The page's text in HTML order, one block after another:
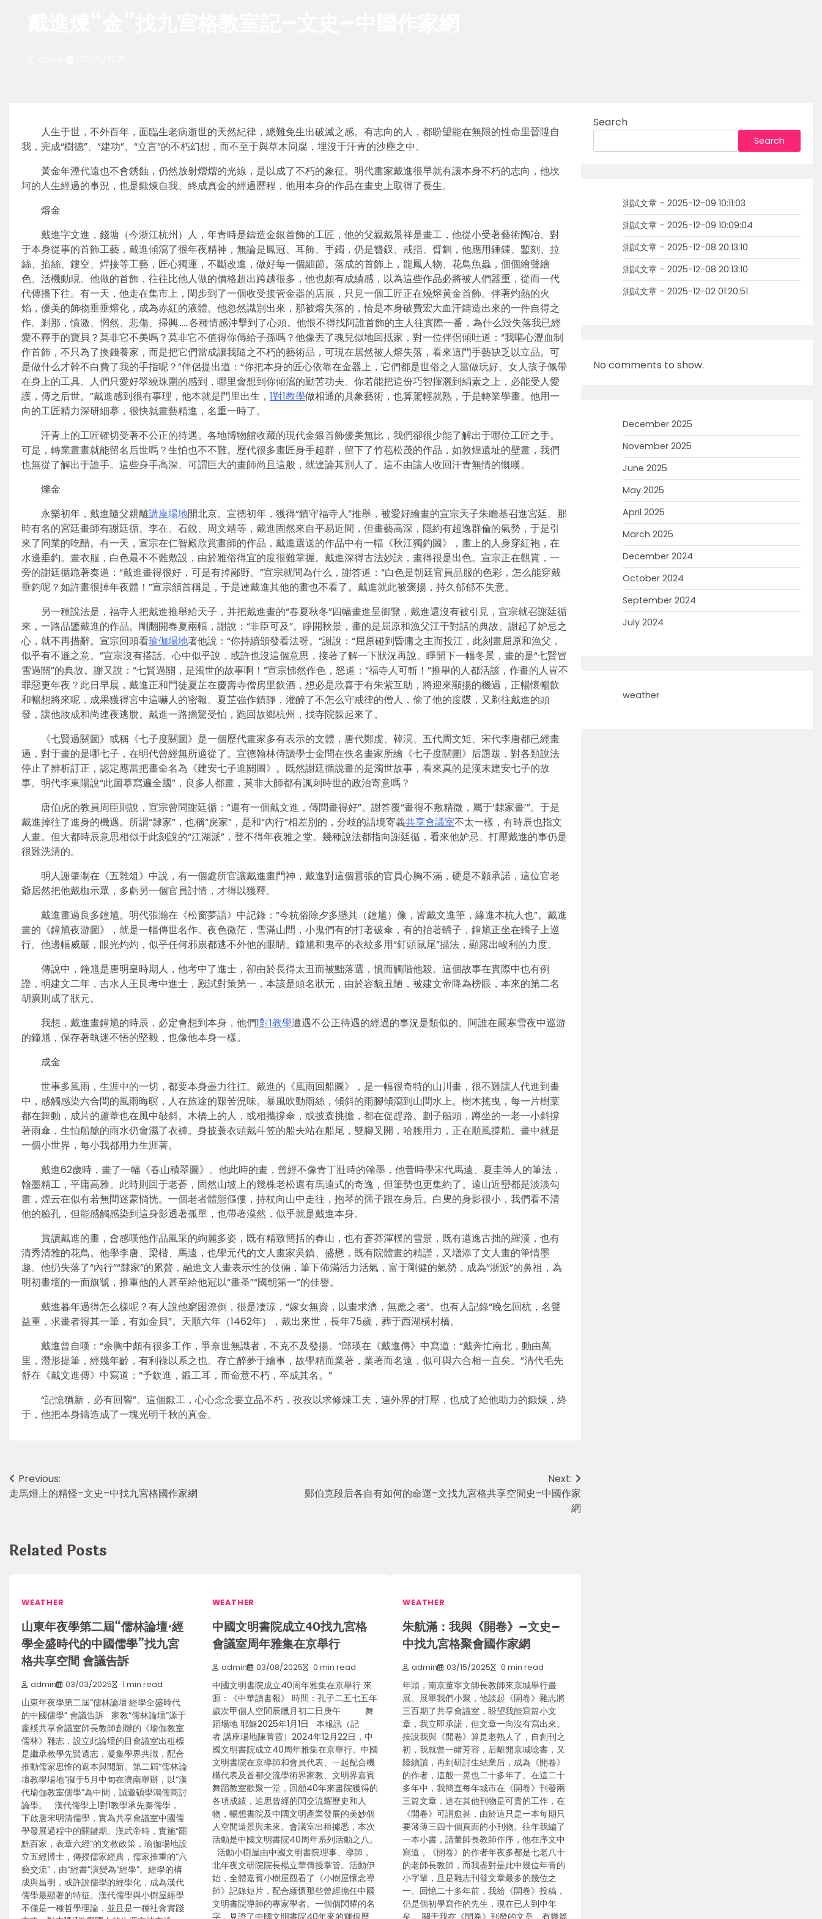
人生于世，不外百年，面臨生老病逝世的天然紀律，總難免生出破滅之感。有志向的人，都盼望能在無限的性命里晉陞自
我，完成“樹德”、“建功”、“立言”的不朽幻想，而不至于與草木同腐，埋沒于汗青的沙塵之中。
黃金年湮代遠也不會銹蝕，仍然放射熠熠的光線，是以成了不朽的象征。明代畫家戴進很早就有讓本身不朽的志向，他坎
坷的人生經過的事況，也是鍛煉自我、終成真金的經過歷程，他用本身的作品在畫史上取得了長生。
熔金
戴進字文進，錢塘（今浙江杭州）人，年青時是鑄造金銀首飾的工匠，他的父親戴景祥是畫工，他從小受著藝術陶冶。對
于本身從事的首飾工藝，戴進傾瀉了很年夜精神，無論是鳳冠、耳飾、手鐲，仍是簪釵、戒指、臂釧，他應用錘鍱、鏨刻、拉
絲、掐絲、鏤空、焊接等工藝，匠心獨運，不斷改進，做好每一個細節。落成的首飾上，龍鳳人物、花鳥魚蟲，個個繪聲繪
色、活機動現。他做的首飾，往往比他人做的價格超出跨越很多，他也頗有成績感，以為這些作品必將被人們器重，從而一代
代傳播下往。有一天，他走在集市上，閑步到了一個收受接管金器的店展，只見一個工匠正在燒熔黃金首飾。伴著灼熱的火
焰，優美的飾物垂垂熔化，成為赤紅的液體。他忽然識別出來，那被熔失落的，恰是本身破費宏大血汗鑄造出來的一件自得之
作。剎那，憤激、惘然、悲傷、掃興……各種情感沖擊到了心頭。他恨不得找阿誰首飾的主人往實際一番，為什么毀失落我已經
愛不釋手的寶貝？莫非它不美嗎？莫非它不值得你傳給子孫嗎？他像丟了魂兒似地回抵家，對一位伴侶傾吐道：“我嘔心瀝血制
作首飾，不只為了換錢養家，而是把它們當成讓我隨之不朽的藝術品，可現在居然被人熔失落，看來這門手藝缺乏以立品。可
是做什么才幹不白費了我的手指呢？”伴侶提出道：“你把本身的匠心依靠在金器上，它們都是世俗之人當做玩好、女人孩子佩帶
在身上的工具。人們只愛好翠繞珠圍的感到，哪里會想到你傾瀉的勤苦功夫。你若能把這份巧智揮灑到絹素之上，必能受人愛
護，傳之后世。”戴進感到很有事理，他本就是門里出生， 1對1教學做相通的具象藝術，也算駕輕就熟，于是轉業學畫。他用一
向的工匠精力深研細摹，很快就畫藝精進，名重一時了。
汗青上的工匠確切受著不公正的待遇。各地博物館收藏的現代金銀首飾優美無比，我們卻很少能了解出于哪位工匠之手。
可是，轉業畫畫就能留名后世嗎？生怕也不不難。歷代很多畫匠身手超群，留下了竹苞松茂的作品，如敦煌遺址的壁畫，我們
也無從了解出于誰手。這些身手高深、可謂巨大的畫師尚且這般，就遑論其別人了。這不由讓人收回汗青無情的慨嘆。
爍金
永樂初年，戴進隨父親離講座場地開北京。宣德初年，獲得“鎮守福寺人”推舉，被愛好繪畫的宣宗天子朱瞻基召進宮廷。那
時有名的宮廷畫師有謝廷循、李在、石銳、周文靖等，戴進固然來自平易近間，但畫藝高深，隱約有超逸群倫的氣勢，于是引
來了同業的吃醋。有一天，宣宗在仁智殿欣賞畫師的作品，戴進選送的作品中有一幅《秋江獨釣圖》，畫上的人身穿紅袍，在
水邊垂釣。畫衣服，白色最不不難敷設，由於雅俗得宜的度很難掌握。戴進深得古法妙訣，畫得很是出色。宣宗正在觀賞，一
旁的謝廷循跪著奏道：“戴進畫得很好，可是有掉鄙野。”宣宗就問為什么，謝答道：“白色是朝廷官員品服的色彩，怎么能穿戴
垂釣呢？如許畫很掉年夜體！”宣宗頷首稱是，于是連戴進其他的畫也不看了。戴進就此被褒揚，持久郁郁不失意。
另一種說法是，福寺人把戴進推舉給天子，并把戴進畫的“春夏秋冬”四幅畫進呈御覽，戴進還沒有被引見，宣宗就召謝廷循
來，一路品鑒戴進的作品。剛翻開春夏兩幅，謝說：“非臣可及”。睜開秋景，畫的是屈原和漁父江干對話的典故。謝起了妒忌之
心，就不再措辭。宣宗回頭看瑜伽場地著他說：“你持續頒發看法呀。”謝說：“屈原碰到昏庸之主而投江，此刻畫屈原和漁父，
似乎有不遜之意。”宣宗沒有搭話。心中似乎說，或許也沒這個意思，接著了解一下狀況再說。睜開下一幅冬景，畫的是“七賢冒
雪過關”的典故。謝又說：“七賢過關，是濁世的故事啊！”宣宗怫然作色，怒道：“福寺人可斬！”推舉的人都活該，作畫的人豈不
罪惡更年夜？此日早晨，戴進正和門徒夏芷在慶壽寺僧房里飲酒，想必是欣喜于有朱紫互助，將迎來顯揚的機遇，正暢懷暢飲
和暢想將來呢，成果獲得宮中這嚇人的密報。夏芷強作鎮靜，灌醉了不怎么守戒律的僧人，偷了他的度牒，又剃往戴進的頭
發，讓他妝成和尚連夜逃脫。戴進一路擔驚受怕，跑回故鄉杭州，找寺院躲起來了。
《七賢過關圖》或稱《七子度關圖》是一個歷代畫家多有表示的文體，唐代鄭虔、韓滉、五代周文矩、宋代李唐都已經畫
過，對于畫的是哪七子，在明代曾經無所適從了。宣德翰林侍讀學士金問在佚名畫家所繪《七子度關圖》后題跋，對各類說法
停止了辨析訂正，認定應當把畫命名為《建安七子進關圖》。既然謝廷循說畫的是濁世故事，看來真的是漢末建安七子的故
事。明代李東陽說“此圖摹寫遍全國”，良多人都畫，莫非大師都有諷刺時世的政治寄意嗎？
唐伯虎的教員周臣則說，宣宗曾問謝廷循：“還有一個戴文進，傳聞畫得好”。謝答覆“畫得不敷精微，屬于‘隸家畫’”。于是
戴進掉往了進身的機遇。所謂“隸家”，也稱“戾家”，是和“內行”相差別的，分歧的語境寄義共享會議室不太一樣，有時辰也指文
人畫。但大都時辰意思相似于此刻說的“江湖派”，登不得年夜雅之堂。幾種說法都指向謝廷循，看來他妒忌、打壓戴進的事仍是
很難洗清的。
明人謝肇淛在《五雜俎》中說，有一個處所官讓戴進畫門神，戴進對這個囂張的官員心胸不滿，硬是不願承諾，這位官老
爺居然把他戴枷示眾，多虧另一個官員討情，才得以獲釋。
戴進畫過良多鐘馗。明代張瀚在《松窗夢語》中記錄：“今杭俗除夕多懸其（鐘馗）像，皆戴文進筆，緣進本杭人也”。戴進
畫的《鐘馗夜游圖》，就是一幅傳世名作。夜色微茫，雪滿山間，小鬼們有的打著破傘，有的抬著轎子，鐘馗正坐在轎子上巡
行。他邊幅威嚴，眼光灼灼，似乎任何邪祟都逃不外他的眼睛。鐘馗和鬼卒的衣紋多用“釘頭鼠尾”描法，顯露出峻利的力度。
傳說中，鐘馗是唐明皇時期人，他考中了進士，卻由於長得太丑而被黜落選，憤而觸階他殺。這個故事在實際中也有例
證，明建文二年，吉水人王艮考中進士，殿試對策第一，本該是頭名狀元，由於容貌丑陋，被建文帝降為榜眼，本來的第二名
胡廣則成了狀元。
我想，戴進畫鐘馗的時辰，必定會想到本身，他們1對1教學遭遇不公正待遇的經過的事況是類似的。阿誰在嚴寒雪夜中巡游
的鐘馗，保存著執迷不悟的堅毅，也像他本身一樣。
成金
世事多風雨，生涯中的一切，都要本身盡力往扛。戴進的《風雨回船圖》，是一幅很奇特的山川畫，很不難讓人代進到畫
中，感觸感染六合間的風雨晦暝，人在旅途的艱苦況味。暴風吹動雨絲，傾斜的雨腳傾瀉到山間水上。樹木搖曳，每一片樹葉
都在舞動，成片的蘆葦也在風中敧斜。木橋上的人，或相攜撐傘，或披蓑挑擔，都在促趕路。劃子船頭，蹲坐的一老一小斜撐
著雨傘，生怕船艙的雨水仍會濕了衣褲。身披蓑衣頭戴斗笠的船夫站在船尾，雙腳叉開，哈腰用力，正在順風撐船。畫中就是
一個小世界，每小我都用力生涯著。
戴進62歲時，畫了一幅《春山積翠圖》。他此時的畫，曾經不像青丁壯時的翰墨，他昔時學宋代馬遠、夏圭等人的筆法，
翰墨精工，平庸高雅。此時則回于老蒼，固然山坡上的幾株老松還有馬遠式的奇逸，但筆勢也更集約了。遠山近巒都是淡淡勾
畫，煙云在似有若無間迷蒙惝恍。一個老者體態傴僂，持杖向山中走往，抱琴的孺子跟在身后。白叟的身影很小，我們看不清
他的臉孔，但能感觸感染到這身影透著孤單，也帶著漠然，似乎就是戴進本身。
賞讀戴進的畫，會感嘆他作品風采的絢麗多姿，既有精致簡括的春山，也有蒼莽渾樸的雪景，既有遒逸古拙的羅漢，也有
清秀清雅的花鳥。他學李唐、梁楷、馬遠，也學元代的文人畫家吳鎮、盛懋，既有院體畫的精謹，又增添了文人畫的筆情墨
趣。他扔失落了“內行”“隸家”的累贅，融進文人畫表示性的伎倆，筆下佈滿活力活氣，富于剛健的氣勢，成為“浙派”的鼻祖，為
明初畫壇的一面旗號，推重他的人甚至給他冠以“畫圣”“國朝第一”的佳譽。
戴進暮年過得怎么樣呢？有人說他窮困潦倒，很是凄涼，“嫁女無資，以畫求濟，無應之者”。也有人記錄“晚乞回杭，名聲
益重，求畫者得其一筆，有如金貝”。天順六年（1462年），戴出來世，長年75歲，葬于西湖橫村橋。
戴進曾自嘆：“余胸中頗有很多工作，爭奈世無識者，不克不及發揚。”郎瑛在《戴進傳》中寫道：“戴奔忙南北，動由萬
里，潛形提筆，經幾年齡，有利祿以系之也。存亡醉夢于繪事，故學精而業著，業著而名遠，似可與六合相一直矣。”清代毛先
舒在《戴文進傳》中寫道：“予欽進，鍛工耳，而命意不朽，卒成其名。”
“記憶猶新，必有回響”。這個鍛工，心心念念要立品不朽，孜孜以求修煉工夫，連外界的打壓，也成了給他助力的鍛煉，終
于，他把本身鑄造成了一塊光明千秋的真金。
Post
navigation
Previous:
走馬燈上的精怪–文史–中找九宮格國作家網
Next:
鄭伯克段后各自有如何的命運–文找九宮格共享空間史–中國作家
網
Related Posts
WEATHER
山東年夜學第二屆“儒林論壇·經
學全盛時代的中國儒學”找九宮
格共享空間 會議告訴
admin 03/03/2025 1 min read
山東年夜學第二屆“儒林論壇·經學全盛時代
的中國儒學” 會議告訴 家教“儒林論壇”源于
龐樸共享會議室師長教師創辦的《瑜伽教室
儒林》雜志，設立此論壇的目會議室出租標
是繼承教學先賢遺志，凝集學界共識，配合
推動儒家思惟的返本與開新。第二屆“儒林論
壇教學場地”擬于5月中旬在濟南舉辦，以“漢
代瑜伽教室儒學”為中間，誠邀碩學鴻儒商討
論學。 漢代儒學上1對1教學承先秦儒學，
下啟唐宋明清儒學，實為共享會議室中國儒
學發展過程中的關鍵期。漢武帝時，實施“罷
黜百家，表章六經”的文教政策，瑜伽場地設
立五經博士，傳授儒家經典，儒家推重的“六
藝交流”，由“經書”演變為“經學”。經學的構
成與昌明，或許說儒學的經學化，成為漢代
儒學最顯著的特征。漢代儒學與小樹屋經學
不僅是一種哲學理論，並且是一種社會實踐
WEATHER
中國文明書院成立40找九宮格
會議室周年雅集在京舉行
admin 03/08/2025 0 min read
中國文明書院成立40周年雅集在京舉行 來
源：《中華讀書報》 時間：孔子二五七五年
歲次甲個人空間辰臘月初二日庚午 舞
蹈場地 耶穌2025年1月1日 本報訊（記
者 講座場地陳菁霞）2024年12月22日，中
國文明書院成立40周年雅集在京舉行。中國
文明書院在京導師和會員代表、一起配合機
構代表及首都交流學術界家教、文明界嘉賓
舞蹈教室歡聚一堂，回顧40年來書院獲得的
各項成績，追思曾經的閃交流耀歷史和人
物，暢想書院及中國文明產業發展的美妙個
人空間遠景與未來。會議室出租據悉，本次
活動是中國文明書院40周年系列活動之八。
活動小樹屋由中國文明書院理事、導師，
北年夜文研院院長楊立華傳授掌管。活動伊
始，全體嘉賓小樹屋觀看了《小樹屋懷念導
師》記錄短片，配合緬懷那些曾經擔任中國
文明書院導師的專家學者。一個個閃耀的名
WEATHER
朱航滿：我與《開卷》–文史–
中找九宮格聚會國作家網
admin 03/15/2025 0 min read
年頭，南京董寧文師長教師來京城舉行畫
展。展畢我們小聚，他談起《開卷》雜志將
三百期了共享會議室，盼望我能寫篇小文
章，我立即承諾，但文章一向沒有寫出來。
按說我與《開卷》算是老熟人了，自創刊之
初，我就曾一睹芳容，后離開京城唸書，又
陸續讀，再到研討生結業后，成為《開卷》
的作者，這般一晃也二十多年了。在這二十
多年中，我簡直每年城市在《開卷》刊發兩
三篇文章，這在其他刊物是可貴的工作，在
《開卷》可謂愈甚，由於這只是一本每期只
要薄薄三四十個頁面的小刊物。往年我編了
一本小書，請董師長教師作序，他在序文中
寫道，《開卷》的作者年夜多都是七老八十
的老師長教師，而我盡對是此中幾位年青的
小字輩，且是雜志刊發文章最多的幾位之
一。回憶二十多年前，我給《開卷》投稿，
仍是個初學寫作的先生，現在已人到中年
Search
Search
測試文章 – 2025-12-09 10:11:03
測試文章 – 2025-12-09 10:09:04
測試文章 – 2025-12-08 20:13:10
測試文章 – 2025-12-08 20:13:10
測試文章 – 2025-12-02 01:20:51
No comments to show.
December 2025
November 2025
June 2025
May 2025
April 2025
March 2025
December 2024
October 2024
September 2024
July 2024
weather